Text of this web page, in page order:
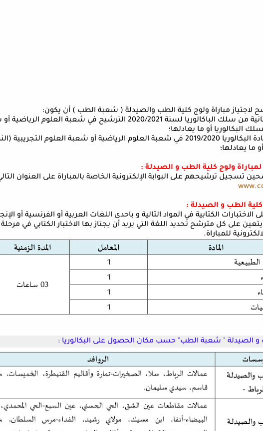
لاجتياز مباراة ولوج كلية الطب والصيدلة ( شعبة الطب ) أن يكون:
من سلك الباكالوريا لسنة 2020/2021 الترشيح في شعبة العلوم الرياضية
البكالوريا أو ما يعادلها؛
البكالوريا 2019/2020 في شعبة العلوم الرياضية أو شعبة العلوم التجريبية
ما يعادلها؛
ولوج كلية الطب و الصيدلة :
تسجيل ترشيحهم على البوابة الإلكترونية الخاصة بالمباراة على العنوان
كلية الطب و الصيدلة :
الاختبارات الكتابية في المواد التالية و باحدى اللغات العربية أو الفرنسية أو
يتعين على كل مترشح تحديد اللغة التي يريد أن يجتاز بها الاختبار الكتابي في
للمباراة.
و الصيدلة " شعبة الطب" حسب مكان الحصول على البكالوريا :